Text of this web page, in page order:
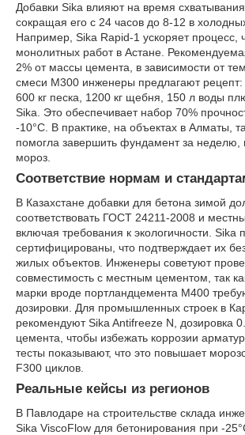
Добавки Sika влияют на время
сокращая его с 24 часов до 8-12 в
Например, Sika Rapid-1 ускоряет процесс,
монолитных работ в Астане.
2% от массы цемента, в зависимости от
смеси М300 инженеры предлагают рецепт:
600 кг песка, 1200 кг щебня, 150 л воды
Sika. Это обеспечивает набор 70%
-10°C. В практике, на объектах в Алматы,
помогла завершить фундамент за неделю,
мороз.
Соответствие нормам и
В Казахстане добавки для бетона зимой
соответствовать ГОСТ 24211-2008 и
включая требования к экологичности. Sika
сертифицированы, что подтверждает их
жилых объектов. Инженеры советуют
совместимость с местным цементом, так
марки вроде портландцемента М400
дозировки. Для промышленных строек в
рекомендуют Sika Antifreeze N, дозировка
цемента, чтобы избежать коррозии
тесты показывают, что это повышает
F300 циклов.
Реальные кейсы из регионов
В Павлодаре на строительстве склада
Sika ViscoFlow для бетонирования при -